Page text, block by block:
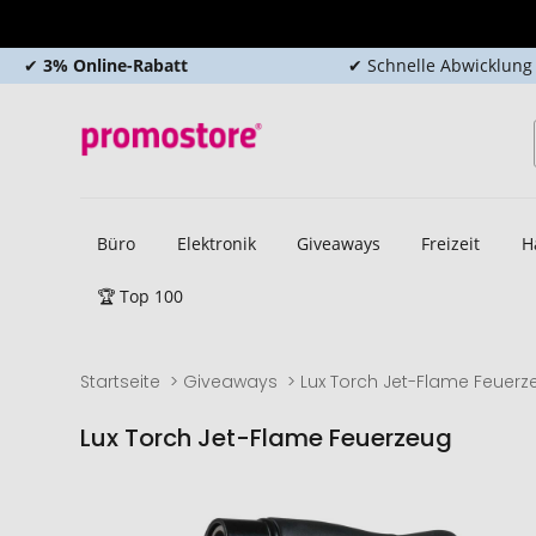
✔ 3% Online-Rabatt ✔ Schnelle Abwicklung
Büro Elektronik Giveaways Freizeit
🏆 Top 100
Startseite Giveaways Lux Torch Jet-Flame
Lux Torch Jet-Flame Feuerzeug